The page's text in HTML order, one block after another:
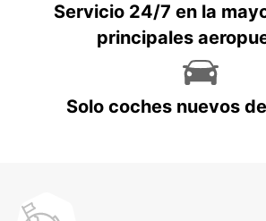
Servicio 24/7 en la
principales
Solo coches nuevos